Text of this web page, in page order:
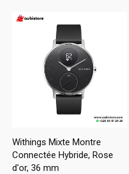
Withings Mixte Montre
Connectée Hybride, Rose
d'or, 36 mm